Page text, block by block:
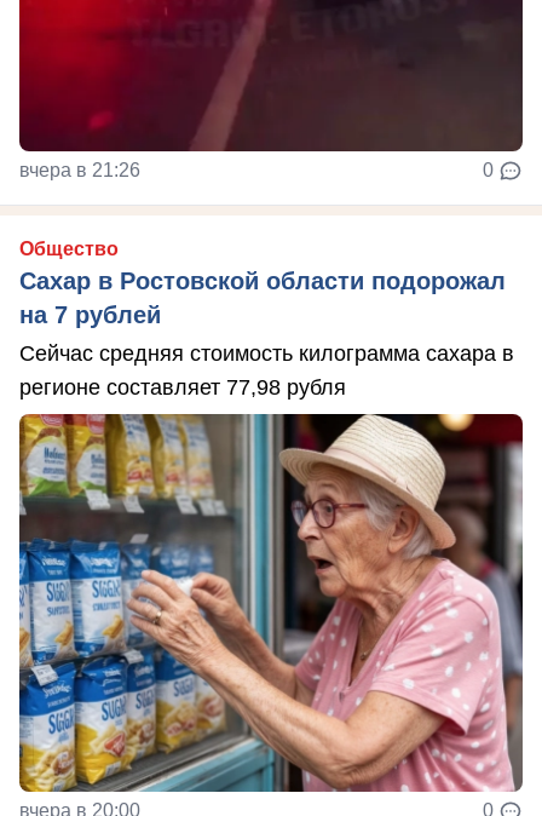
вчера в 21:26 0
Общество
Сахар в Ростовской области подорожал
на 7 рублей
Сейчас средняя стоимость килограмма сахара в
регионе составляет 77,98 рубля
вчера в 20:00 0